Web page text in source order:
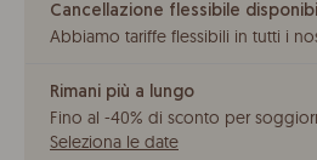
Cancellazione flessibile
Abbiamo tariffe flessibili in tutti i
Rimani più a lungo
Fino al -40% di sconto per
Seleziona le date